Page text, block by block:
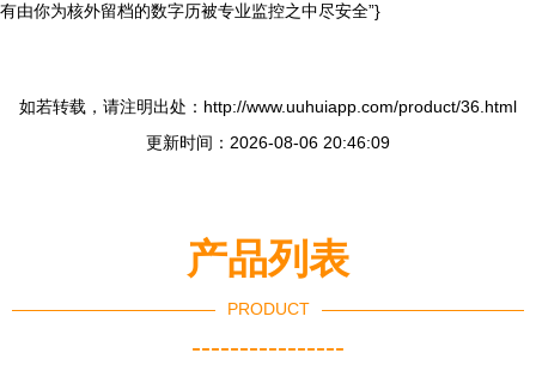
有由你为核外留档的数字历被专业监控之中尽安全”}
如若转载，请注明出处：http://www.uuhuiapp.com/product/36.html
更新时间：2026-08-06 20:46:09
产品列表
PRODUCT
----------------